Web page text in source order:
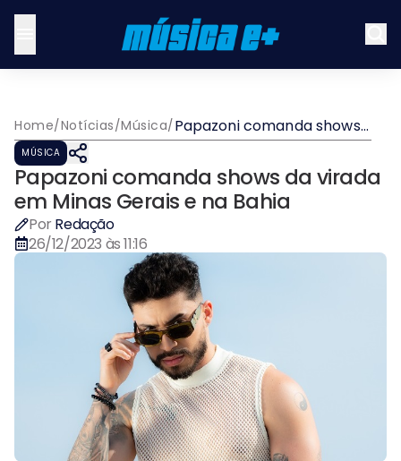
Home/Notícias/Música/Papazoni comanda shows
da virada em Minas Gerais
MÚSICA
Papazoni comanda shows da virada
em Minas Gerais e na Bahia
Por Redação
26/12/2023 às 11:16